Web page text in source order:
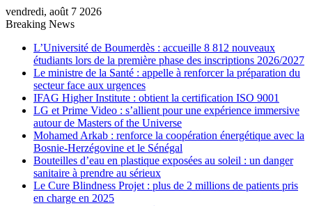
vendredi, août 7 2026
Breaking News
L’Université de Boumerdès : accueille 8 812 nouveaux
étudiants lors de la première phase des inscriptions 2026/2027
Le ministre de la Santé : appelle à renforcer la préparation du
secteur face aux urgences
IFAG Higher Institute : obtient la certification ISO 9001
LG et Prime Video : s’allient pour une expérience immersive
autour de Masters of the Universe
Mohamed Arkab : renforce la coopération énergétique avec la
Bosnie-Herzégovine et le Sénégal
Bouteilles d’eau en plastique exposées au soleil : un danger
sanitaire à prendre au sérieux
Le Cure Blindness Projet : plus de 2 millions de patients pris
en charge en 2025